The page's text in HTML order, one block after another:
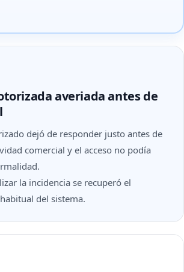
averiada antes de
dejó de responder justo antes de
comercial y el acceso no podía
la incidencia se recuperó el
del sistema.